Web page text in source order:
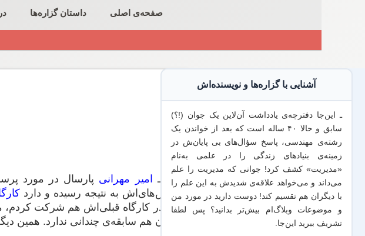
صفحه‌ی اصلی داستان گزاره‌ها
یک ـ امیر مهرانی پارسال در مورد
تلاش‌های‌اش به نتیجه رسیده و دارد
که در کارگاه قبلی‌اش هم شرکت کردم،
ایران هم سابقه‌ی چندانی ندارد. همین
آشنایی با گزاره‌ها و نویسنده‌اش
ـ این‌جا دفترچه‌ی یادداشت‌ آن‌لاین یک جوان (!؟)
سابق و حالا ۴۰ ساله است که بعد از خواندن یک
رشته‌ی مهندسی، پاسخ سؤال‌های بی پایان‌ش در
زمینه‌ی بنیادهای زندگی را در علمی به‌نام
«مدیریت» کشف کرد! جوانی که مدیریت را علم
می‌داند و می‌خواهد علاقه‌ی شدیدش به این علم را
بادیگران همتقسیم کند! دوست دارید در مورد من
و موضوعات وبلاگ‌ام بیش‌تر بدانید؟ پس لطفا
تشریف ببرید این‌جا.